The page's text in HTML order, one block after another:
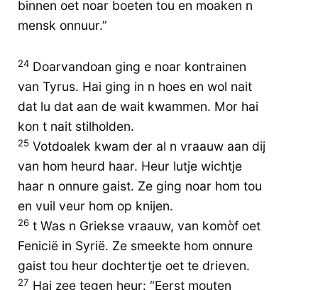
binnen oet noar boeten tou en moaken n
mensk onnuur.”
24 Doarvandoan ging e noar kontrainen
van Tyrus. Hai ging in n hoes en wol nait
dat lu dat aan de wait kwammen. Mor hai
kon t nait stilholden.
25 Votdoalek kwam der al n vraauw aan dij
van hom heurd haar. Heur lutje wichtje
haar n onnure gaist. Ze ging noar hom tou
en vuil veur hom op knijen.
26 t Was n Griekse vraauw, van komòf oet
Fenicië in Syrië. Ze smeekte hom onnure
gaist tou heur dochtertje oet te drieven.
27 Hai zee tegen heur: “Eerst mouten